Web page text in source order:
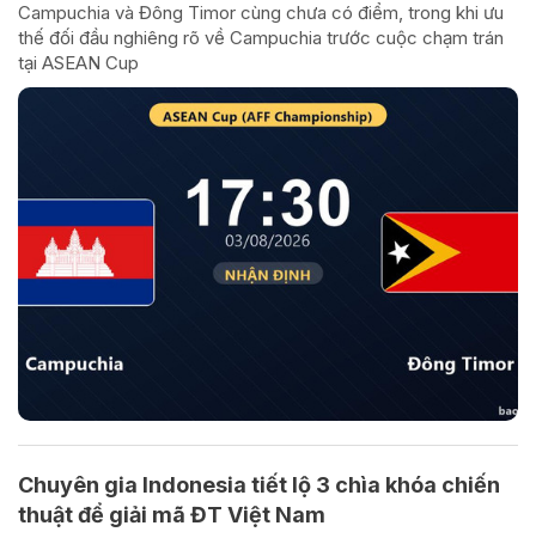
Campuchia và Đông Timor cùng chưa có điểm, trong khi ưu
thế đối đầu nghiêng rõ về Campuchia trước cuộc chạm trán
tại ASEAN Cup
Chuyên gia Indonesia tiết lộ 3 chìa khóa chiến
thuật để giải mã ĐT Việt Nam